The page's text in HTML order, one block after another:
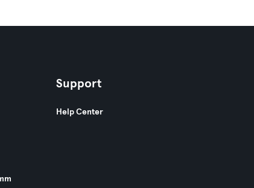
Support
Help Center